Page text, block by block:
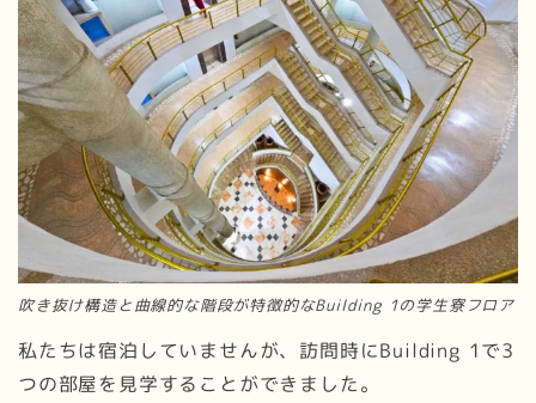
吹き抜け構造と曲線的な階段が特徴的なBuilding 1の学生寮フロア
私たちは宿泊していませんが、訪問時にBuilding 1で3
つの部屋を見学することができました。